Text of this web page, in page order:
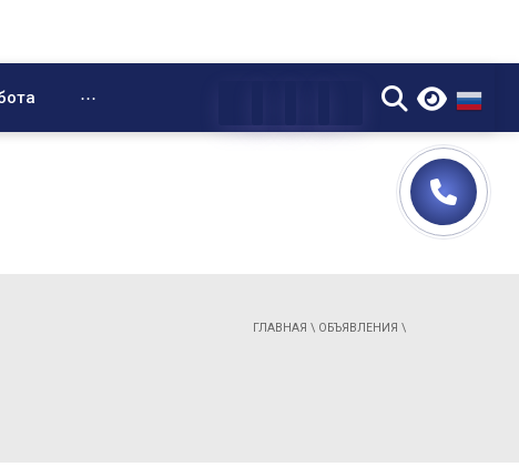
⋯ ▼
ГЛАВНАЯ \ ОБЪЯВЛЕНИЯ \